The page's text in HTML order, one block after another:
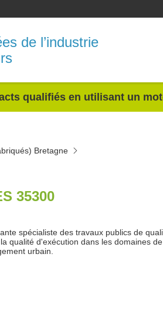
de l’industrie
qualifiés en utilisant un
Bretagne
35300
spécialiste des travaux publics de
qualité d'exécution dans les domaines
urbain.